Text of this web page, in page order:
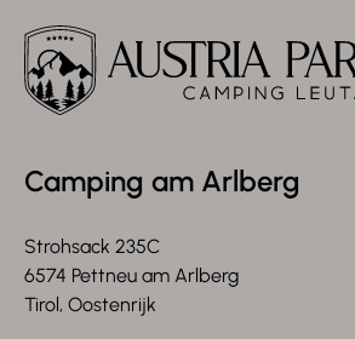
Camping am Arlberg
Strohsack 235C
6574 Pettneu am Arlberg
Tirol, Oostenrijk